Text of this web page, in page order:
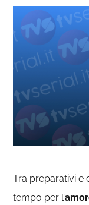
Tra preparativi e
tempo per l’